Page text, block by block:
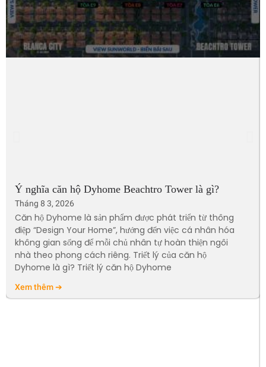
Ý nghĩa căn hộ Dyhome Beachtro Tower là gì?
Tháng 8 3, 2026
Căn hộ Dyhome là sản phẩm được phát triển từ thông
điệp “Design Your Home”, hướng đến việc cá nhân hóa
không gian sống để mỗi chủ nhân tự hoàn thiện ngôi
nhà theo phong cách riêng. Triết lý của căn hộ
Dyhome là gì? Triết lý căn hộ Dyhome
Xem thêm ➔